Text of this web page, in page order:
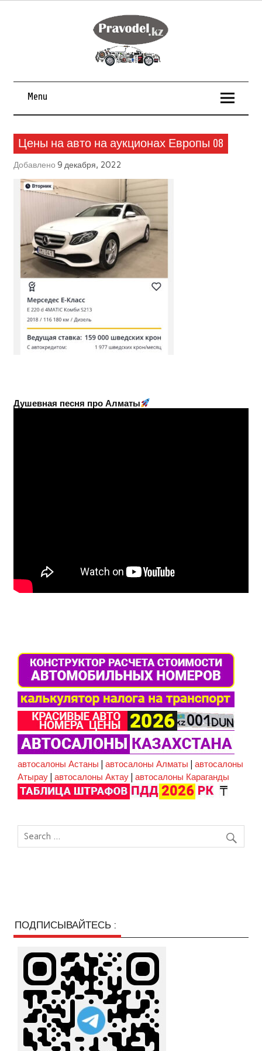
Menu
Цены на авто на аукционах Европы 08
Добавлено 9 декабря, 2022
Душевная песня про Алматы
автосалоны Астаны |автосалоны Алматы |автосалоны
Атырау |автосалоны Актау |автосалоны Караганды
ПОДПИСЫВАЙТЕСЬ :